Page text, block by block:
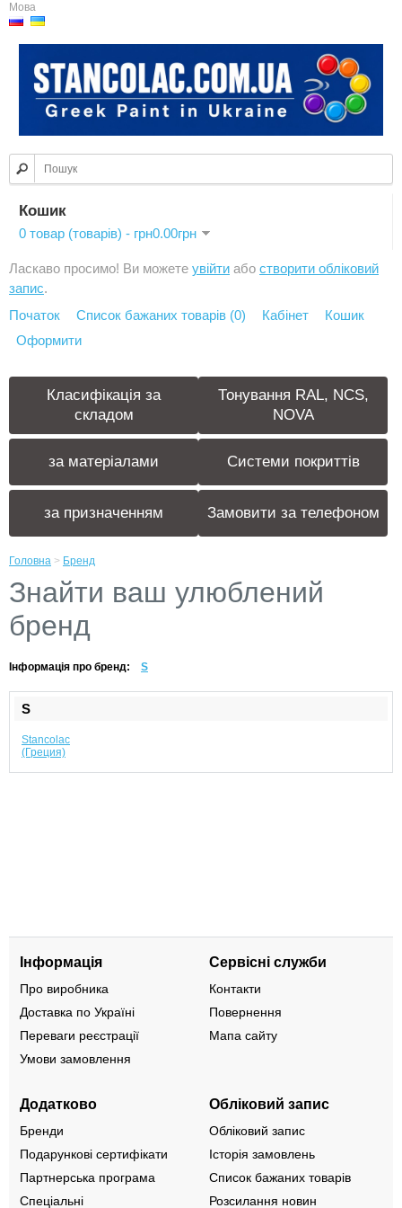
Мова
Кошик
0 товар (товарів) - грн0.00грн
Ласкаво просимо! Ви можете увійти або створити обліковий
запис.
Початок
Список бажаних товарів (0) Кабінет
Кошик
Оформити
Класифікація за
складом
за призначенням
за матеріалами Системи покриттів
Тонування RAL, NCS,
NOVA
Замовити за телефоном
Головна > Бренд
Знайти ваш улюблений
бренд
Інформація про бренд: S
S
Stancolac
(Греция)
Інформація
Про виробника
Доставка по Україні
Переваги реєстрації
Умови замовлення
Сервісні служби
Контакти
Повернення
Мапа сайту
Додатково
Бренди
Подарункові сертифікати
Партнерська програма
Спеціальні
Обліковий запис
Обліковий запис
Історія замовлень
Список бажаних товарів
Розсилання новин